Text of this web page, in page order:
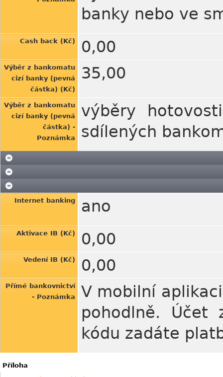
banky nebo ve
Cash back (Kč) 0,00
Výběr z bankomatu
cizí banky (pevná
částka) (Kč)
35,00
Výběr z bankomatu
cizí banky (pevná
částka) -
Poznámka
výběry
sdílených
Internet banking ano
Aktivace IB (Kč) 0,00
Vedení IB (Kč) 0,00
Přímé bankovnictví
- Poznámka
V mobilní
pohodlně. Účet
kódu zadáte
Příloha